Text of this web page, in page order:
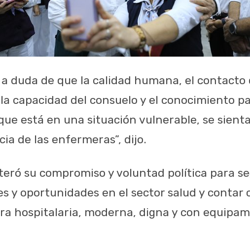
a duda de que la calidad humana, el contacto
capacidad del consuelo y el conocimiento
está en una situación vulnerable, se
de las enfermeras”, dijo.
su compromiso y voluntad política para
y oportunidades en el sector salud y contar
hospitalaria, moderna, digna y con